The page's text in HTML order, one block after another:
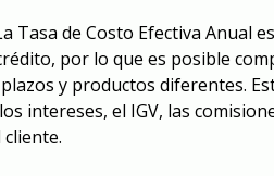
Tasa de Costo Efectiva Anual
por lo que es posible
y productos diferentes.
intereses, el IGV, las